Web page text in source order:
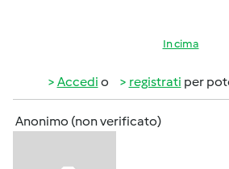
In cima
Accedi o registrati per
Anonimo (non verificato)